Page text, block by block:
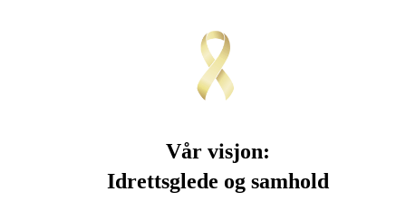
Vår visjon:
Idrettsglede og samhold